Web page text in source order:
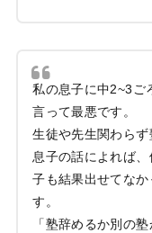
私の息子に中2~3ご
言って最悪です。
生徒や先生関わらず
息子の話によれば
子も結果出せてな
す。
「塾辞めるか別の